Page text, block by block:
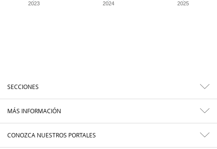
2023 2024 2025
SECCIONES
MÁS INFORMACIÓN
CONOZCA NUESTROS PORTALES